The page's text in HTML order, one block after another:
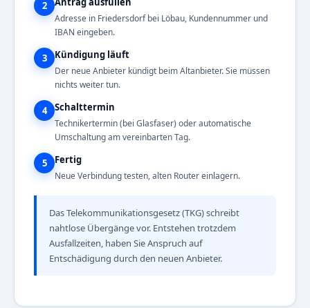
2
Adresse in Friedersdorf bei Löbau, Kundennummer und
IBAN eingeben.
3 Kündigung läuft
Der neue Anbieter kündigt beim Altanbieter. Sie müssen
nichts weiter tun.
4 Schalttermin
Technikertermin (bei Glasfaser) oder automatische
Umschaltung am vereinbarten Tag.
5 Fertig
Neue Verbindung testen, alten Router einlagern.
Das Telekommunikationsgesetz (TKG) schreibt
nahtlose Übergänge vor. Entstehen trotzdem
Ausfallzeiten, haben Sie Anspruch auf
Entschädigung durch den neuen Anbieter.